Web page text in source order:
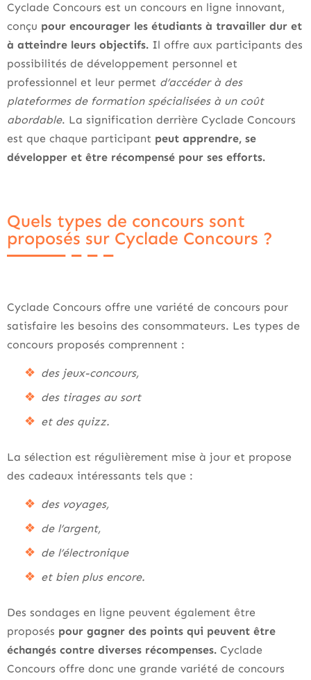
Cyclade Concours est un concours en ligne innovant,
conçu pour encourager les étudiants à travailler dur et
à atteindre leurs objectifs. Il offre aux participants des
possibilités de développement personnel et
professionnel et leur permet d’accéder à des
plateformes de formation spécialisées à un coût
abordable. La signification derrière Cyclade Concours
est que chaque participant peut apprendre, se
développer et être récompensé pour ses efforts.
Quels types de concours sont
proposés sur Cyclade Concours ?
Cyclade Concours offre une variété de concours pour
satisfaire les besoins des consommateurs. Les types de
concours proposés comprennent :
des jeux-concours,
des tirages au sort
et des quizz.
La sélection est régulièrement mise à jour et propose
des cadeaux intéressants tels que :
des voyages,
de l’argent,
de l’électronique
et bien plus encore.
Des sondages en ligne peuvent également être
proposés pour gagner des points qui peuvent être
échangés contre diverses récompenses. Cyclade
Concours offre donc une grande variété de concours